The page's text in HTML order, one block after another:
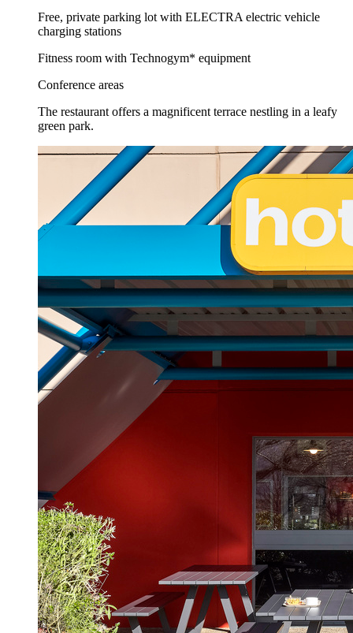
Free, private parking lot with ELECTRA electric vehicle
charging stations
Fitness room with Technogym* equipment
Conference areas
The restaurant offers a magnificent terrace nestling in a leafy
green park.